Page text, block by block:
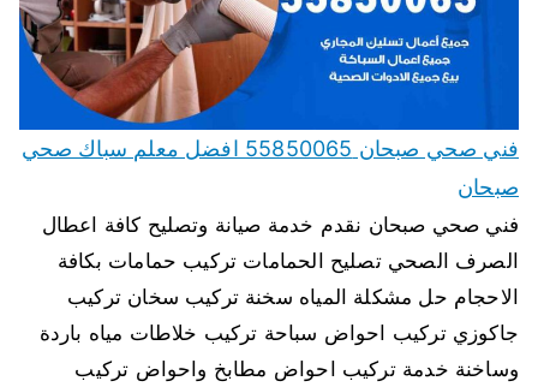
فني صحي صبحان 55850065 افضل معلم سباك صحي
صبحان
فني صحي صبحان نقدم خدمة صيانة وتصليح كافة اعطال
الصرف الصحي تصليح الحمامات تركيب حمامات بكافة
الاحجام حل مشكلة المياه سخنة تركيب سخان تركيب
جاكوزي تركيب احواض سباحة تركيب خلاطات مياه باردة
وساخنة خدمة تركيب احواض مطابخ واحواض تركيب